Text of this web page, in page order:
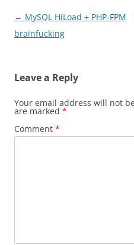
Post
navigation
← MySQL HiLoad + PHP-FPM
brainfucking
Leave a Reply
Your email address will not
are marked *
Comment *